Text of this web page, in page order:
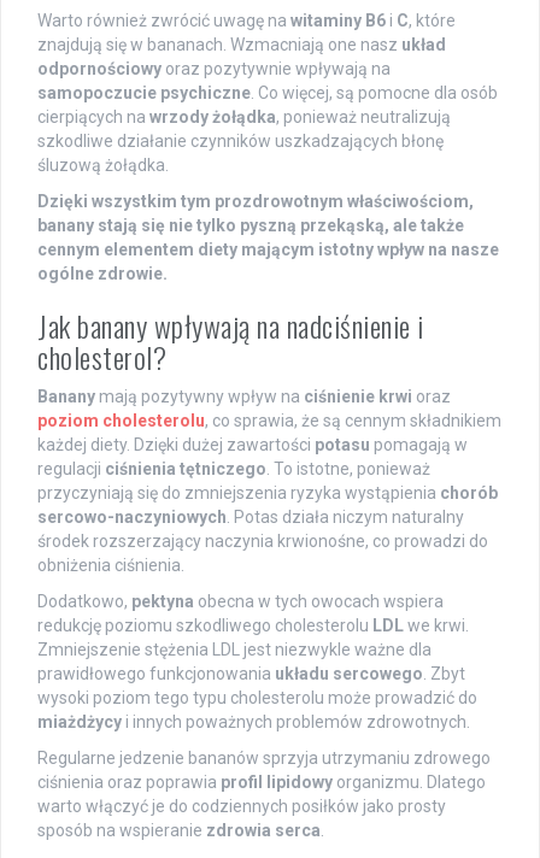
Warto również zwrócić uwagę na witaminy B6 i C, które
znajdują się w bananach. Wzmacniają one nasz układ
odpornościowy oraz pozytywnie wpływają na
samopoczucie psychiczne . Co więcej, są pomocne dla osób
cierpiących na wrzody żołądka, ponieważ neutralizują
szkodliwe działanie czynników uszkadzających błonę
śluzową żołądka.
Dzięki wszystkim tym prozdrowotnym właściwościom,
banany stają się nie tylko pyszną przekąską, ale także
cennym elementem diety mającym istotny wpływ na nasze
ogólne zdrowie.
Jak banany wpływają na nadciśnienie i
cholesterol?
Banany mają pozytywny wpływ na ciśnienie krwi oraz
poziom cholesterolu, co sprawia, że są cennym składnikiem
każdej diety. Dzięki dużej zawartości potasu pomagają w
regulacji ciśnienia tętniczego . To istotne, ponieważ
przyczyniają się do zmniejszenia ryzyka wystąpienia chorób
sercowo-naczyniowych . Potas działa niczym naturalny
środek rozszerzający naczynia krwionośne, co prowadzi do
obniżenia ciśnienia.
Dodatkowo, pektyna obecna w tych owocach wspiera
redukcję poziomu szkodliwego cholesterolu LDLwe krwi.
Zmniejszenie stężenia LDL jest niezwykle ważne dla
prawidłowego funkcjonowania układu sercowego . Zbyt
wysoki poziom tego typu cholesterolu może prowadzić do
miażdżycy i innych poważnych problemów zdrowotnych.
Regularne jedzenie bananów sprzyja utrzymaniu zdrowego
ciśnienia oraz poprawia profil lipidowy organizmu. Dlatego
warto włączyć je do codziennych posiłków jako prosty
sposób na wspieranie zdrowia serca